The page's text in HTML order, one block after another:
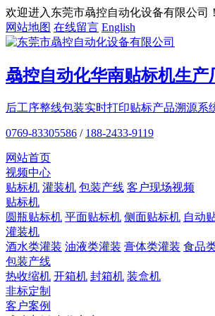
欢迎进入东莞市骉控自动化设备有限公司！
网站地图 在线留言 English
骉控自动化华南贴标机生产
后工序整线包装实时打印贴标产品溯源系
0769-83305586 / 188-2433-9119
网站首页
视频中心
贴标机 灌装机 包装产线 客户现场视频
贴标机
圆瓶贴标机 平面贴标机 侧面贴标机 自动
灌装机
酒水类灌装 油液类灌装 膏体类灌装 食品
包装产线
热收缩机 开箱机 封箱机 装盒机
非标定制
客户案例